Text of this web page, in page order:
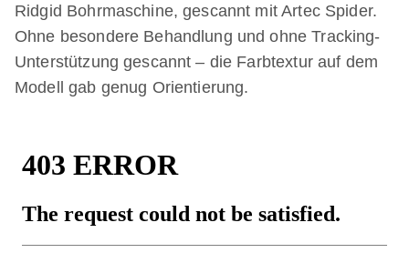
Ridgid Bohrmaschine, gescannt mit Artec Spider.
Ohne besondere Behandlung und ohne Tracking-
Unterstützung gescannt – die Farbtextur auf dem
Modell gab genug Orientierung.